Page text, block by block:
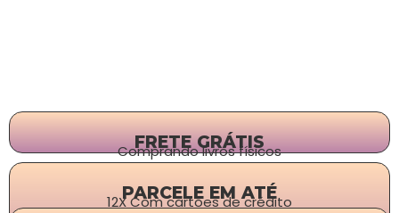
FRETE GRÁTIS
Comprando livros físicos
PARCELE EM ATÉ
12X Com cartões de crédito